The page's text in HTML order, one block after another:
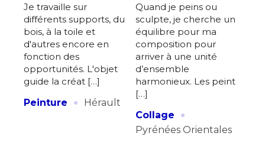
Je travaille sur
différents supports, du
bois, à la toile et
d'autres encore en
fonction des
opportunités. L'objet
guide la créat […]
Peinture
· Hérault
Quand je peins ou
sculpte, je cherche un
équilibre pour ma
composition pour
arriver à une unité
d’ensemble
harmonieux. Les peint
[…]
Collage
·
Pyrénées Orientales